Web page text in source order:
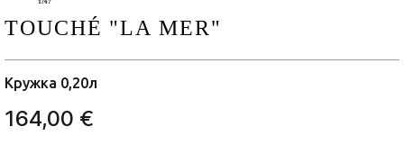
TOUCHÉ "LA MER"
Кружка 0,20л
164,00 €